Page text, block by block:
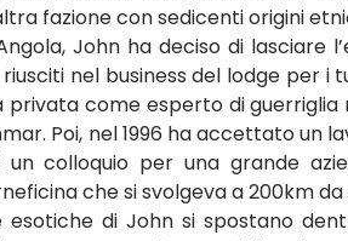
fazione con sedicenti origini
John ha deciso di lasciare
nel business del lodge per i
privata come esperto di guerriglia
Poi, nel 1996 ha accettato un
colloquio per una grande
che si svolgeva a 200km
di John si spostano